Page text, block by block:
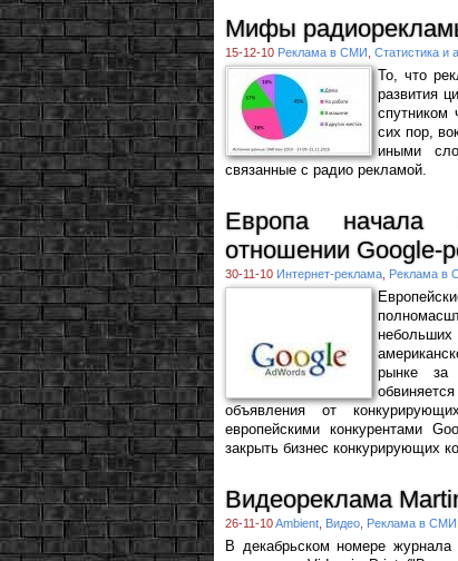
Мифы
15-12-10 Реклама в СМИ Статистика и
То, что
развития
сих пор,
иными
связанные с радио рекламой.
Европа начала
отношении Google-
30-11-10 Интернет-реклама Реклама в
рынке за
объявления от
европейскими конкурентами
закрыть бизнес конкурирующих
Видеореклама
26-11-10Ambient Видео Реклама в СМИ
В декабрьском номере